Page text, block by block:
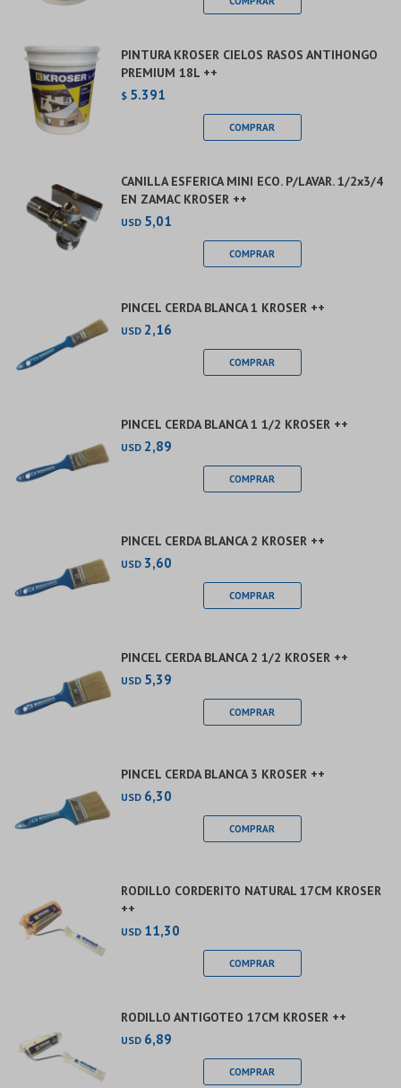
PINTURA KROSER CIELOS RASOS ANTIHONGO
PREMIUM 18L ++
$ 5.391
CANILLA ESFERICA MINI ECO. P/LAVAR. 1/2x3/4
EN ZAMAC KROSER ++
USD 5,01
PINCEL CERDA BLANCA 1 KROSER ++
USD 2,16
PINCEL CERDA BLANCA 1 1/2 KROSER ++
USD 2,89
PINCEL CERDA BLANCA 2 KROSER ++
USD 3,60
PINCEL CERDA BLANCA 2 1/2 KROSER ++
USD 5,39
PINCEL CERDA BLANCA 3 KROSER ++
USD 6,30
RODILLO CORDERITO NATURAL 17CM KROSER
++
USD 11,30
RODILLO ANTIGOTEO 17CM KROSER ++
USD 6,89